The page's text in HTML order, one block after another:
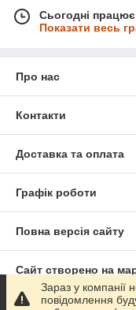
Сьогодні
Показати весь
Про нас
Контакти
Доставка та оплата
Графік роботи
Повна версія сайту
Сайт створено на
Зараз у компанії
повідомлення